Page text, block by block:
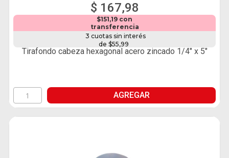
$ 167,98
$151,19 con
transferencia
3 cuotas sin interés
de $55,99
Tirafondo cabeza hexagonal acero zincado 1/4" x 5"
AGREGAR